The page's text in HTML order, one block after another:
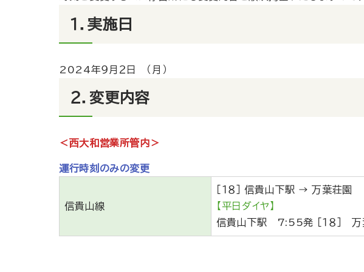
１．実施日
2024年９月２日 （月）
２．変更内容
＜西大和営業所管内＞
運行時刻のみの変更
信貴山線
［１８］ 信貴山下駅 → 万葉荘園
【平日ダイヤ】
信貴山下駅 7:55発 ［１８］